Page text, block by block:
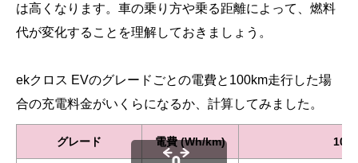
は高くなります。車の乗り方や乗る距離によって、燃料
代が変化することを理解しておきましょう。
ekクロス EVのグレードごとの電費と100km走行した場
合の充電料金がいくらになるか、計算してみました。
グレード 電費 (Wh/km)